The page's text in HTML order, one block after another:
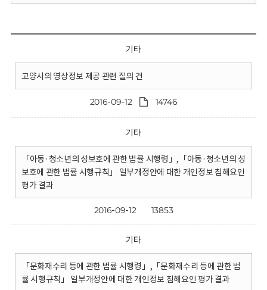
기타
고양시의 영상정보 제공 관련 질의 건
2016-09-12 14746
기타
「아동·청소년의 성보호에 관한 법률 시행령」,「아동·청소년의 성
보호에 관한 법률 시행규칙」 일부개정안에 대한 개인정보 침해요인
평가 결과
2016-09-12 13853
기타
「문화재수리 등에 관한 법률 시행령」,「문화재수리 등에 관한 법
률 시행규칙」 일부개정안에 대한 개인정보 침해요인 평가 결과